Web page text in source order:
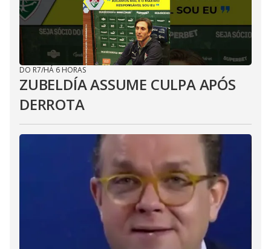
DO R7/HÁ 6 HORAS
ZUBELDÍA ASSUME CULPA APÓS
DERROTA